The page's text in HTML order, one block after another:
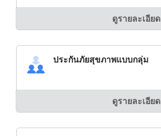
ดูรายละเอียด
ประกันภัยสุขภาพแบบกลุ่ม
ดูรายละเอียด